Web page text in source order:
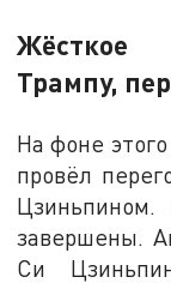
Жёсткое
Трампу,
На фоне
провёл
завершены.
Си